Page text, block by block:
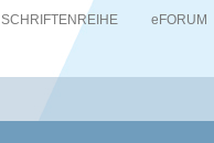
SCHRIFTENREIHE eFORUM